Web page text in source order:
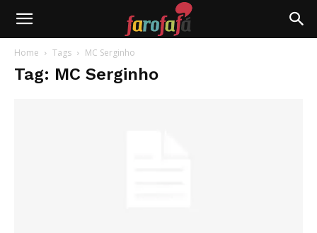
Farofafá
Home Tags MC Serginho
Tag: MC Serginho